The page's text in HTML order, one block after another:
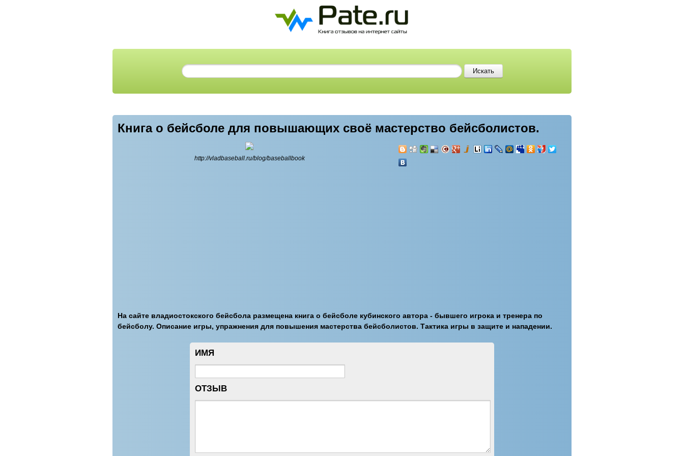
Книга о бейсболе для повышающих своё мастерство бейсболистов.
http://vladbaseball.ru/blog/baseballbook
На сайте владиостокского бейсбола размещена книга о бейсболе кубинского автора - бывшего игрока и тренера по
бейсболу. Описание игры, упражнения для повышения мастерства бейсболистов. Тактика игры в защите и нападении.
ИМЯ
ОТЗЫВ